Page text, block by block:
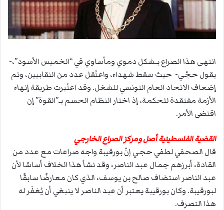
انتهى هذا الصراع بـشكل دموي ومأساوي في “الخميس الأسود”،-
يقول حجّي- حيث سقط شهداء، واعتُقل عدد من النقابيين، وتم
إضعاف الاتحاد العام التونسي للشغل. وقد اعتُبرت طريقة إنهاء
الأزمة مفتقدة للحكمة، إذ اختار النظام الحسم بـ”القوة” إن
اقتضى الأمر.
القضية الفلسطينية أصل ومركز الصراع الخارجي
قال الصحفي لطفي حجي إنّ بورقيبة واجه صراعات مع عدد من
القادة، أبرزهم جمال عبد الناصر، وقد نشأ هذا الخلاف أساسًا لأن
عبد الناصر استضاف صالح بن يوسف، الذي كان معارضًا سابقًا
لبورقيبة. وكان بورقيبة يعتبر أن عبد الناصر لا ينبغي أن يُغفَر له
هذا التصرف.